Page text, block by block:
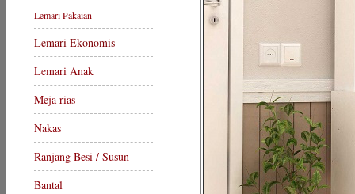
Lemari Pakaian
Lemari Ekonomis
Lemari Anak
Meja rias
Nakas
Ranjang Besi / Susun
Bantal